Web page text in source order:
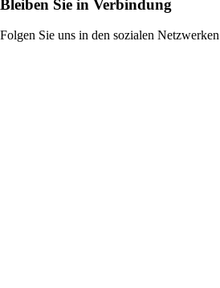
Bleiben Sie in Verbindung
Folgen Sie uns in den sozialen Netzwerken